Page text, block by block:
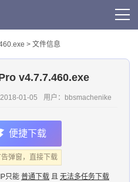
> 文件信息
v4.7.7.460.exe
2018-01-05 用户： bbsmachenike
便捷下载
告弹窗，直接下载
只能 普通下载 且 无法多任务下载